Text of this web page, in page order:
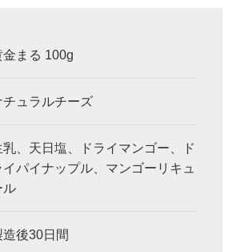
金まる 100g
チュラルチーズ
乳、天日塩、ドライマンゴー、ド
イパイナップル、マンゴーリキュ
ル
造後30日間